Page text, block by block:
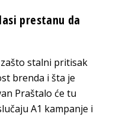
prestanu da
stalni pritisak
brenda i šta je
Praštalo će tu
A1 kampanje i